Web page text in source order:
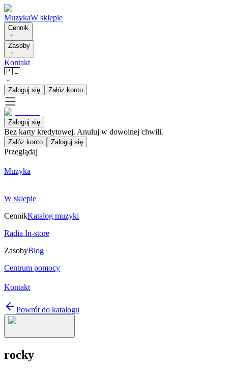
MuzykaW sklepie
Cennik
Zasoby
Kontakt
🇵🇱
Zaloguj się Załóż konto
Zaloguj się
Bez karty kredytowej. Anuluj w dowolnej chwili.
Załóż konto Zaloguj się
Przeglądaj
Muzyka
W sklepie
CennikKatalog muzyki
Radia In-store
ZasobyBlog
Centrum pomocy
Kontakt
Powrót do katalogu
rocky